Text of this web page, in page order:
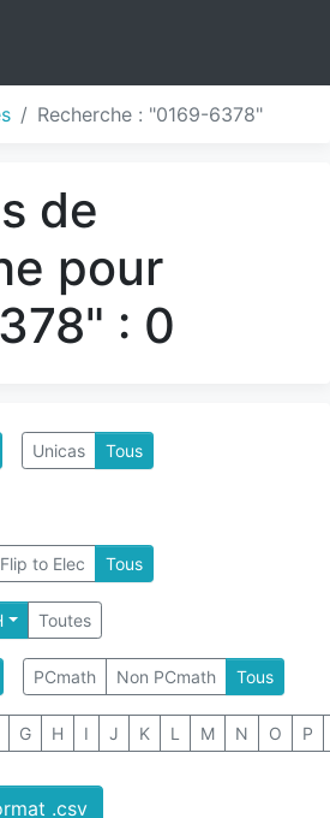
Recherche : "0169-6378"
de
pour
: 0
Unicas Tous
Flip to Elec Tous
Toutes
PCmath Non PCmath Tous
G H I J K L M N O P
.csv